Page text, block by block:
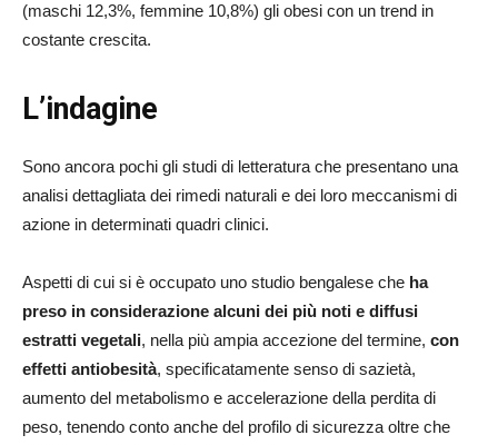
(maschi 12,3%, femmine 10,8%) gli obesi con un trend in
costante crescita.
L’indagine
Sono ancora pochi gli studi di letteratura che presentano una
analisi dettagliata dei rimedi naturali e dei loro meccanismi di
azione in determinati quadri clinici.
Aspetti di cui si è occupato uno studio bengalese che ha
preso in considerazione alcuni dei più noti e diffusi
estratti vegetali, nella più ampia accezione del termine, con
effetti antiobesità, specificatamente senso di sazietà,
aumento del metabolismo e accelerazione della perdita di
peso, tenendo conto anche del profilo di sicurezza oltre che